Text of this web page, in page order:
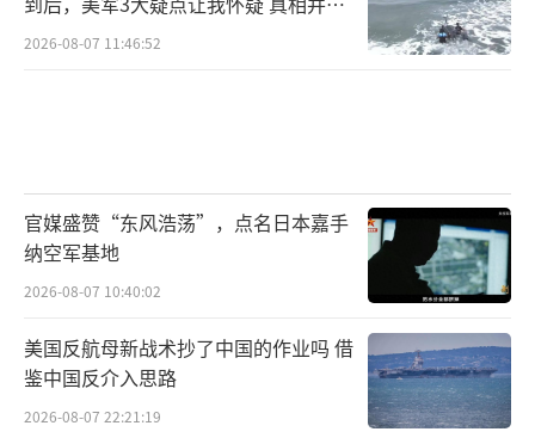
如此
2026-08-07 11:46:52
官媒盛赞“东风浩荡”，点名日本嘉手
纳空军基地
2026-08-07 10:40:02
美国反航母新战术抄了中国的作业吗 借
鉴中国反介入思路
2026-08-07 22:21:19